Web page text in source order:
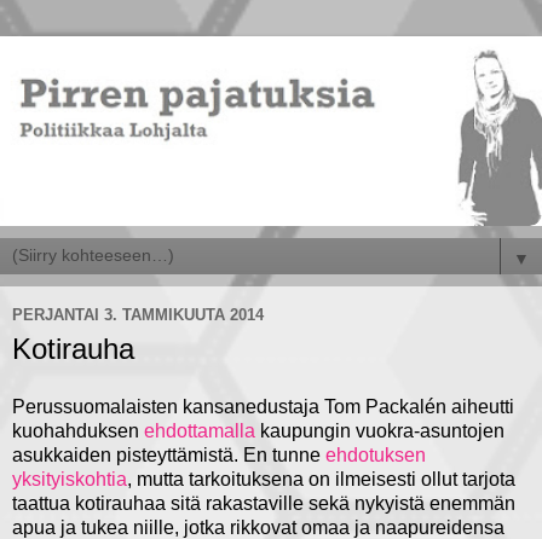
▼
PERJANTAI 3. TAMMIKUUTA 2014
Kotirauha
Perussuomalaisten kansanedustaja Tom Packalén aiheutti
kuohahduksen ehdottamalla kaupungin vuokra-asuntojen
asukkaiden pisteyttämistä. En tunne ehdotuksen
yksityiskohtia, mutta tarkoituksena on ilmeisesti ollut tarjota
taattua kotirauhaa sitä rakastaville sekä nykyistä enemmän
apua ja tukea niille, jotka rikkovat omaa ja naapureidensa